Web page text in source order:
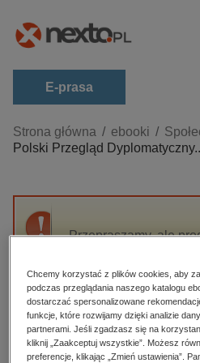
E-prasa
Kategorie
Zobacz wszystkie E-prasa
budownictwo, aranżacja
darmowe wydania
edukacja
hobby, sport, rozrywka
komputery, internet,
Strona główna ebooki
Polski Przegląd
Przepraszamy, ale
High-contrast mode
Polecane
Chcemy korzystać z plików cookies, aby
podczas przeglądania naszego katalogu
dostarczać spersonalizowane
funkcje, które rozwijamy dzięki analizie
partnerami. Jeśli zgadzasz się na
kliknij „Zaakceptuj wszystkie”. Możesz
preferencje, klikając „Zmień ustawienia”.